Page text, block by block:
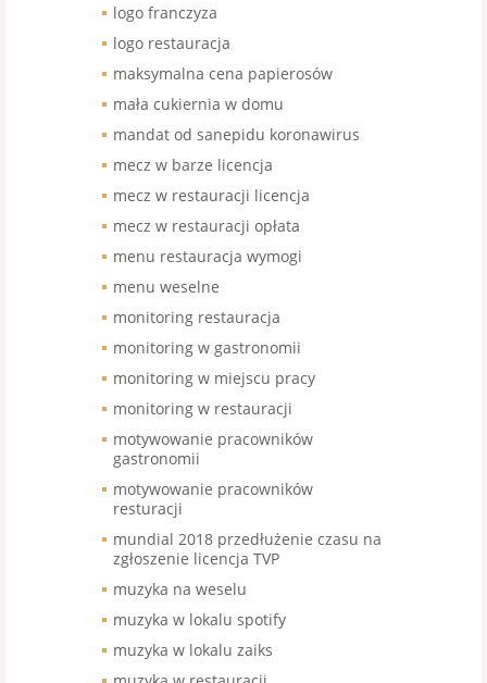
logo franczyza
logo restauracja
maksymalna cena papierosów
mała cukiernia w domu
mandat od sanepidu koronawirus
mecz w barze licencja
mecz w restauracji licencja
mecz w restauracji opłata
menu restauracja wymogi
menu weselne
monitoring restauracja
monitoring w gastronomii
monitoring w miejscu pracy
monitoring w restauracji
motywowanie pracowników
gastronomii
motywowanie pracowników
resturacji
mundial 2018 przedłużenie czasu na
zgłoszenie licencja TVP
muzyka na weselu
muzyka w lokalu spotify
muzyka w lokalu zaiks